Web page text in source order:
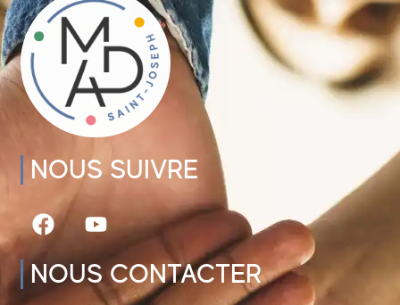
NOUS SUIVRE
NOUS CONTACTER